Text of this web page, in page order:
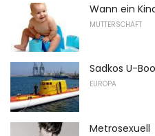
Wann ein
MUTTERSCHAFT
Sadkos U-
EUROPA
Metrosexuell